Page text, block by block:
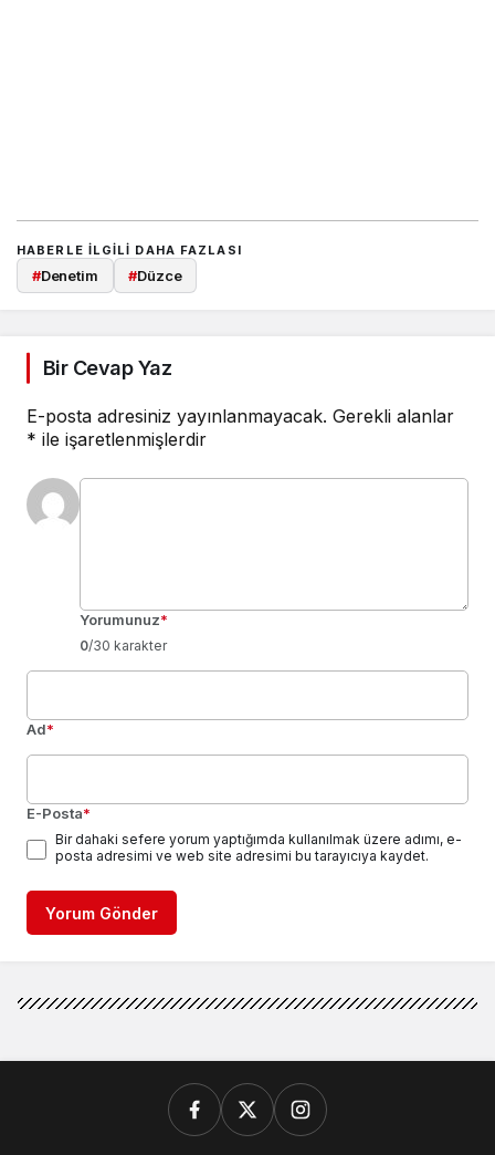
HABERLE ILGILI DAHA FAZLASI
#Denetim #Düzce
Bir Cevap Yaz
E-posta adresiniz yayınlanmayacak. Gerekli alanlar
* ile işaretlenmişlerdir
Yorumunuz*
0/30 karakter
Ad*
E-Posta*
Bir dahaki sefere yorum yaptığımda kullanılmak üzere adımı, e-
posta adresimi ve web site adresimi bu tarayıcıya kaydet.
Yorum Gönder